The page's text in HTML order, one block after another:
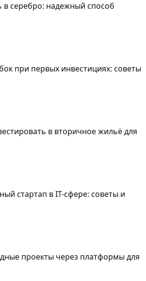
в серебро: надежный способ
при первых инвестициях: советы
в вторичное жильё для
стартап в IT-сфере: советы и
проекты через платформы для